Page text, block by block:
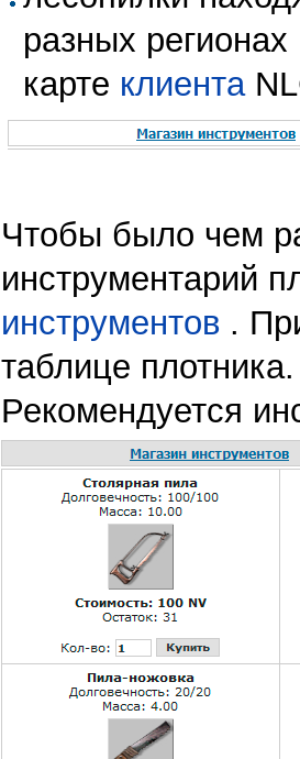
разных
карте клиента
Чтобы было чем
инструментарий
инструментов .
таблице плотника.
Рекомендуется